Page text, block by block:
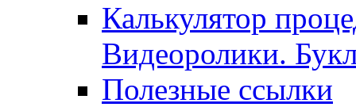
Калькулятор
Видеоролики.
Полезные ссылки